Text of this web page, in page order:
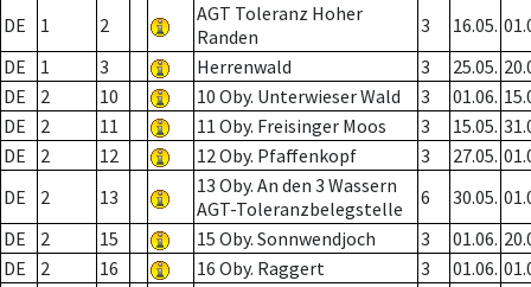
DE
1 2
AGT Toleranz Hoher
Randen
3 16.05.
DE
1 3 Herrenwald 3 25.05.
DE
2 10 10 Oby. Unterwieser Wald 3 01.06.
DE
2 11 11 Oby. Freisinger Moos 3 15.05.
DE
2 12 12 Oby. Pfaffenkopf 3 27.05.
DE
2 13
13 Oby. An den 3 Wassern
AGT-Toleranzbelegstelle
6 30.05.
DE
2 15 15 Oby. Sonnwendjoch 3 01.06.
DE
2 16 16 Oby. Raggert 3 01.06.